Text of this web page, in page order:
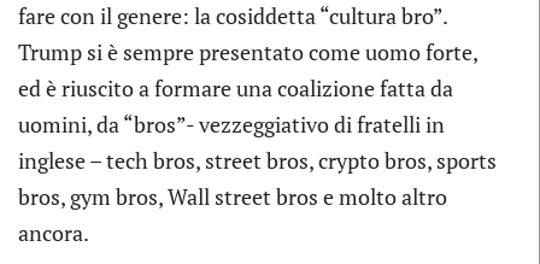
fare con il genere: la cosiddetta “cultura bro”.
Trump si è sempre presentato come uomo forte,
ed è riuscito a formare una coalizione fatta da
uomini, da “bros”- vezzeggiativo di fratelli in
inglese – tech bros, street bros, crypto bros, sports
bros, gym bros, Wall street bros e molto altro
ancora.